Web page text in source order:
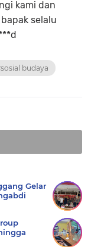
kami dan
selalu
budaya
Gelar